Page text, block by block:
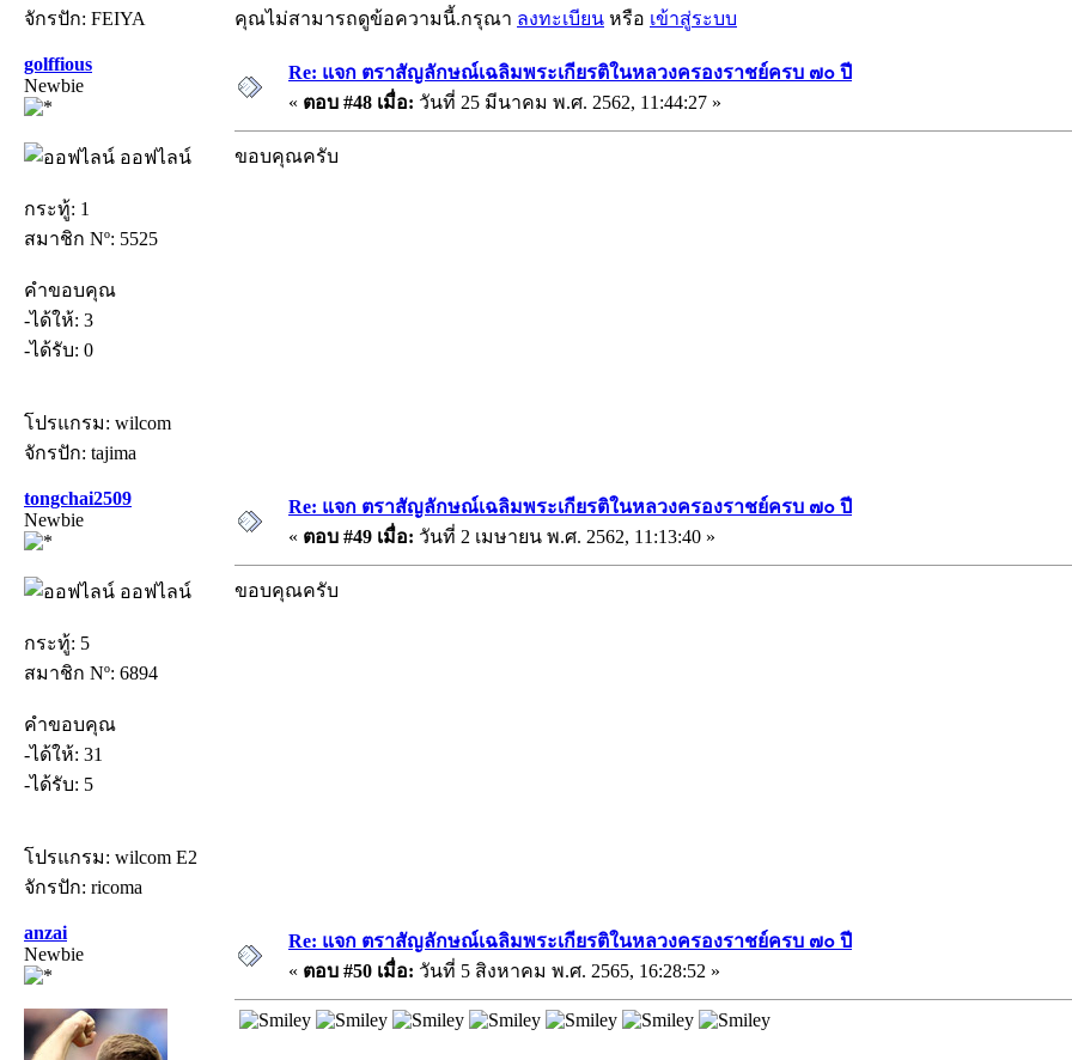
จักรปัก: FEIYA
คุณไม่สามารถดูข้อความนี้.กรุณา ลงทะเบียน หรือ เข้าสู่ระบบ
golffious
Newbie
ออฟไลน์
กระทู้: 1
สมาชิก Nº: 5525
คำขอบคุณ
-ได้ให้: 3
-ได้รับ: 0
โปรแกรม: wilcom
จักรปัก: tajima
Re: แจก ตราสัญลักษณ์เฉลิมพระเกียรติในหลวงครองราชย์ครบ ๗๐ ปี
« ตอบ #48 เมื่อ: วันที่ 25 มีนาคม พ.ศ. 2562, 11:44:27 »
ขอบคุณครับ
tongchai2509
Newbie
ออฟไลน์
กระทู้: 5
สมาชิก Nº: 6894
คำขอบคุณ
-ได้ให้: 31
-ได้รับ: 5
โปรแกรม: wilcom E2
จักรปัก: ricoma
Re: แจก ตราสัญลักษณ์เฉลิมพระเกียรติในหลวงครองราชย์ครบ ๗๐ ปี
« ตอบ #49 เมื่อ: วันที่ 2 เมษายน พ.ศ. 2562, 11:13:40 »
ขอบคุณครับ
anzai
Newbie
Re: แจก ตราสัญลักษณ์เฉลิมพระเกียรติในหลวงครองราชย์ครบ ๗๐ ปี
« ตอบ #50 เมื่อ: วันที่ 5 สิงหาคม พ.ศ. 2565, 16:28:52 »